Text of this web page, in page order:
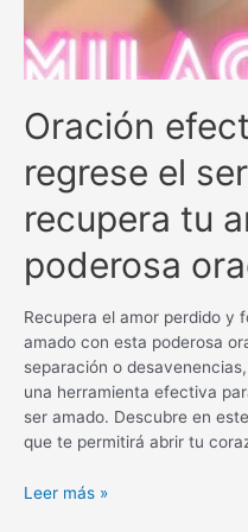
Oración
regrese el
recupera tu
poderosa
Recupera el amor perdido y
amado con esta poderosa
separación o
una herramienta efectiva
ser amado. Descubre en
que te permitirá abrir tu
Oración
Leer más »